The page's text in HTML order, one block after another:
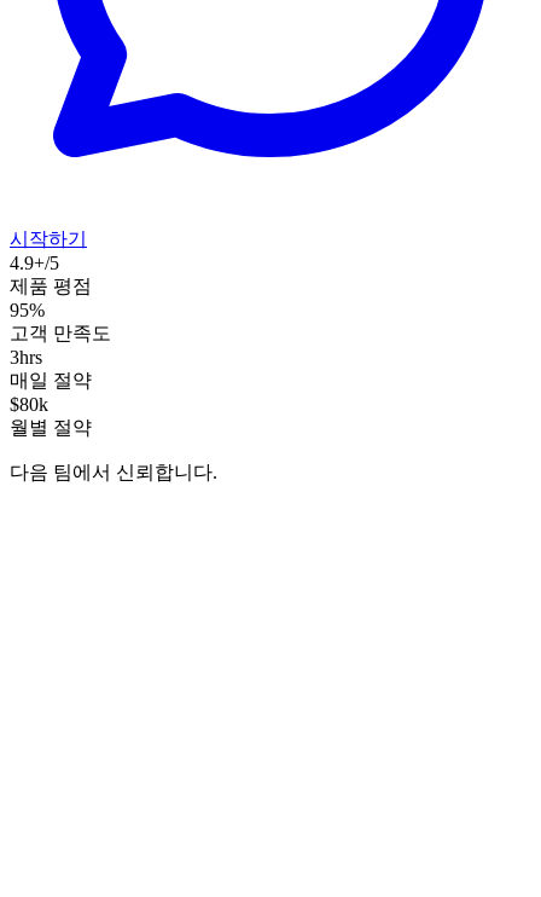
시작하기
4.9+/5
제품 평점
95%
고객 만족도
3hrs
매일 절약
$80k
월별 절약
다음 팀에서 신뢰합니다.